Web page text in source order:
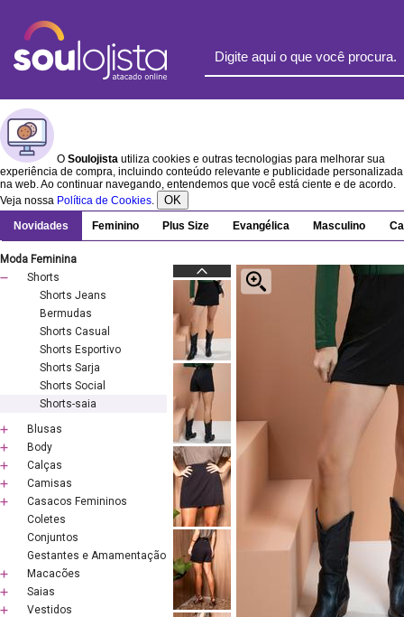
O Soulojista utiliza cookies e outras tecnologias para melhorar sua
experiência de compra, incluindo conteúdo relevante e publicidade personalizada
na web. Ao continuar navegando, entendemos que você está ciente e de acordo.
Veja nossa Política de Cookies. OK
Novidades Feminino Plus Size Evangélica Masculino
Moda Feminina
Shorts
Shorts Jeans
Bermudas
Shorts Casual
Shorts Esportivo
Shorts Sarja
Shorts Social
Shorts-saia
Blusas
Body
Calças
Camisas
Casacos Femininos
Coletes
Conjuntos
Gestantes e Amamentação
Macacões
Saias
Vestidos